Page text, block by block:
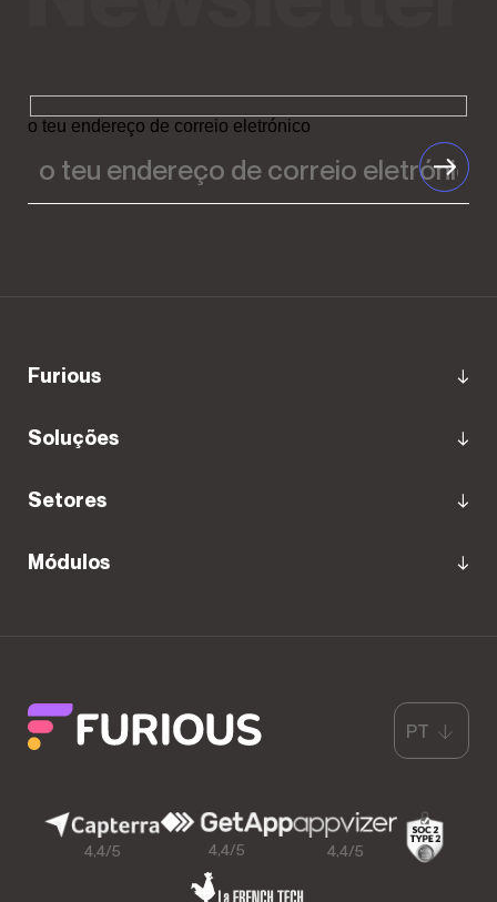
o teu endereço de correio eletrónico
Furious
Soluções
Setores
Módulos
4,4/5 4,4/5 4,4/5
PT